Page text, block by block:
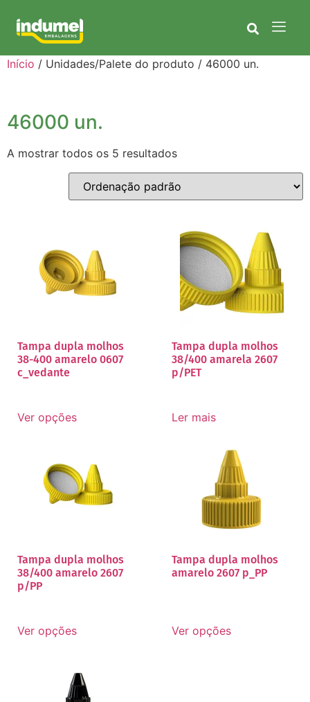
Início / Unidades/Palete do produto / 46000 un.
46000 un.
A mostrar todos os 5 resultados
Tampa dupla molhos
38-400 amarelo 0607
c_vedante
Ver opções
Tampa dupla molhos
38/400 amarela 2607
p/PET
Ler mais
Tampa dupla molhos
38/400 amarelo 2607
p/PP
Ver opções
Tampa dupla molhos
amarelo 2607 p_PP
Ver opções